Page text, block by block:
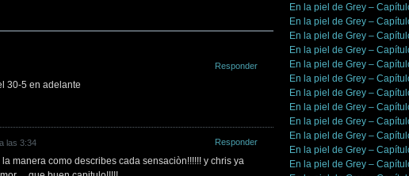
30-5 en adelante
Responder
las 3:34
manera como describes cada sensaciòn!!!!!! y chris ya
Responder
En la piel de Grey –
En la piel de Grey –
En la piel de Grey –
En la piel de Grey –
En la piel de Grey –
En la piel de Grey –
En la piel de Grey –
En la piel de Grey –
En la piel de Grey –
En la piel de Grey –
En la piel de Grey –
En la piel de Grey –